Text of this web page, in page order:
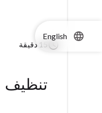
schedule 15 دقيقة
تنظيف
language
English